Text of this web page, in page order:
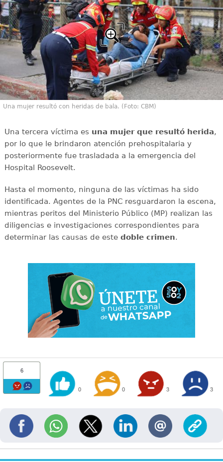
Una mujer resultó con heridas de bala. (Foto: CBM)
Una tercera víctima es una mujer que resultó herida,
por lo que le brindaron atención prehospitalaria y
posteriormente fue trasladada a la emergencia del
Hospital Roosevelt.
Hasta el momento, ninguna de las víctimas ha sido
identificada. Agentes de la PNC resguardaron la escena,
mientras peritos del Ministerio Público (MP) realizan las
diligencias e investigaciones correspondientes para
determinar las causas de este doble crimen.
6
0 0 3 3